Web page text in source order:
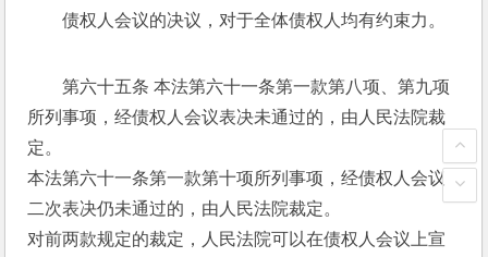
债权人会议的决议，对于全体债权人均有约束力。
第六十五条 本法第六十一条第一款第八项、第九项
所列事项，经债权人会议表决未通过的，由人民法院裁
定。
本法第六十一条第一款第十项所列事项，经债权人会议
二次表决仍未通过的，由人民法院裁定。
对前两款规定的裁定，人民法院可以在债权人会议上宣